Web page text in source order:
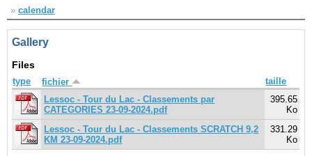
» calendar
Gallery
Files
type fichier
taille
Lessoc - Tour du Lac - Classements par
CATEGORIES 23-09-2024.pdf
395.65
Ko
Lessoc - Tour du Lac - Classements SCRATCH 9,2
KM 23-09-2024.pdf
331.29
Ko